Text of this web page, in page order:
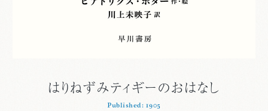
はりねずみティギーのおはなし
Published: 1905